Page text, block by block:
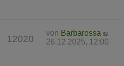
12020
von Barbarossa
26.12.2025, 12:00